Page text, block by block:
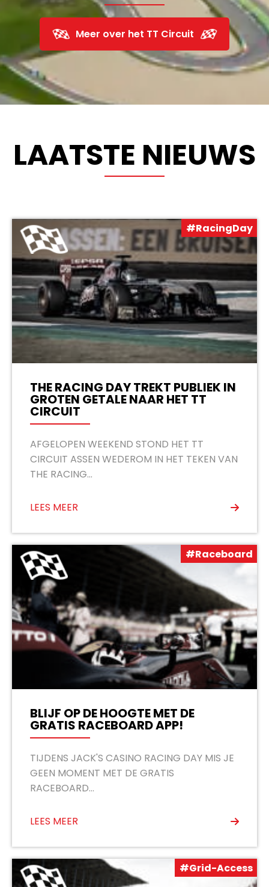
Meer over het TT Circuit
LAATSTE NIEUWS
#RacingDay
THE RACING DAY TREKT PUBLIEK IN
GROTEN GETALE NAAR HET TT
CIRCUIT
AFGELOPEN WEEKEND STOND HET TT
CIRCUIT ASSEN WEDEROM IN HET TEKEN VAN
THE RACING...
LEES MEER
#Raceboard
BLIJF OP DE HOOGTE MET DE
GRATIS RACEBOARD APP!
TIJDENS JACK'S CASINO RACING DAY MIS JE
GEEN MOMENT MET DE GRATIS
RACEBOARD...
LEES MEER
#Grid-Access